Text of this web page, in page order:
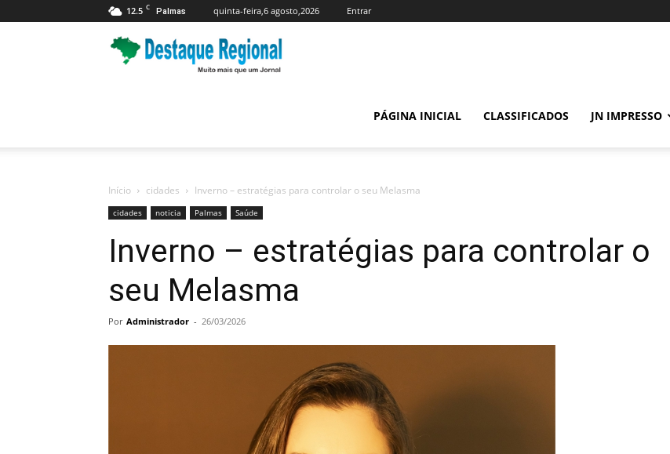
12.5 C Palmas quinta-feira,6 agosto,2026 Entrar
PÁGINA INICIAL CLASSIFICADOS JN IMPRESSO
Início cidades Inverno – estratégias para controlar o seu Melasma
cidades noticia Palmas Saúde
Inverno – estratégias para controlar o
seu Melasma
Por Administrador - 26/03/2026